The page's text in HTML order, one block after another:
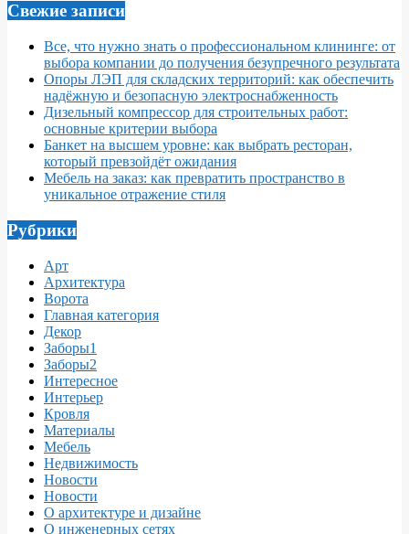
Свежие записи
Все, что нужно знать о профессиональном клининге: от
выбора компании до получения безупречного результата
Опоры ЛЭП для складских территорий: как обеспечить
надёжную и безопасную электроснабженность
Дизельный компрессор для строительных работ:
основные критерии выбора
Банкет на высшем уровне: как выбрать ресторан,
который превзойдёт ожидания
Мебель на заказ: как превратить пространство в
уникальное отражение стиля
Рубрики
Арт
Архитектура
Ворота
Главная категория
Декор
Заборы1
Заборы2
Интересное
Интерьер
Кровля
Материалы
Мебель
Недвижимость
Новости
Новости
О архитектуре и дизайне
О инженерных сетях